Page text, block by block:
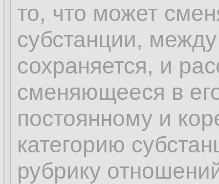
то, что может
субстанции,
сохраняется, и
сменяющееся в
постоянному и
категорию
рубрику